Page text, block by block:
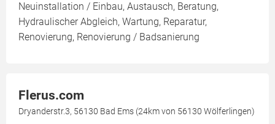
Neuinstallation / Einbau, Austausch, Beratung,
Hydraulischer Abgleich, Wartung, Reparatur,
Renovierung, Renovierung / Badsanierung
Flerus.com
Dryanderstr.3, 56130 Bad Ems (24km von 56130 Wölferlingen)